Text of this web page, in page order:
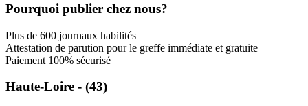
Pourquoi publier chez nous?
Plus de 600 journaux habilités
Attestation de parution pour le greffe immédiate et gratuite
Paiement 100% sécurisé
Haute-Loire - (43)